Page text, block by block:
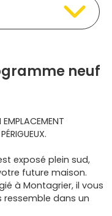
neuf
EMPLACEMENT
exposé plein sud,
future maison.
à Montagrier, il vous
dans un